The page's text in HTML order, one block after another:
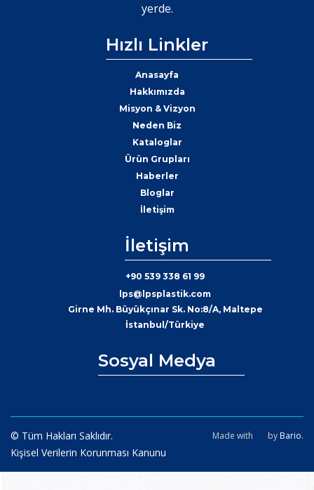
yerde.
Hızlı Linkler
Anasayfa
Hakkımızda
Misyon & Vizyon
Neden Biz
Kataloglar
Ürün Grupları
Haberler
Bloglar
İletişim
İletişim
+90 539 338 61 99
lps@lpsplastik.com
Girne Mh. Büyükçınar Sk. No:8/A, Maltepe
İstanbul/Türkiye
Sosyal Medya
© Tüm Hakları Saklıdır. Made with by Bario.
Kişisel Verilerin Korunması Kanunu